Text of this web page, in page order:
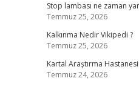
Stop lambası ne zaman
Temmuz 25, 2026
Kalkınma Nedir Vikipedi ?
Temmuz 25, 2026
Kartal Araştırma
Temmuz 24, 2026